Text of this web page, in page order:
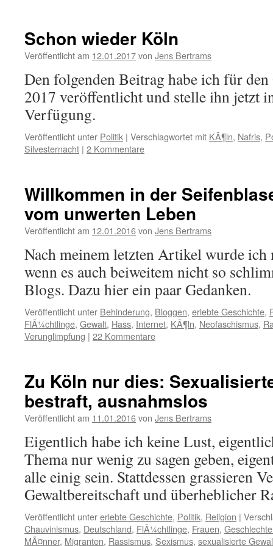
Schon wieder Köln
Veröffentlicht am 12.01.2017von Jens Bertrams
Den folgenden Beitrag habe ich für
2017 veröffentlicht und stelle ihn jetzt
Verfügung.
Veröffentlicht unter Politik | Verschlagwortet mit KÃ¶ln, Nafris,
Silvesternacht | 2 Kommentare
Willkommen in der
vom unwerten Leben
Veröffentlicht am 12.01.2016von Jens Bertrams
Nach meinem letzten Artikel wurde
wenn es auch beiweitem nicht so
Blogs. Dazu hier ein paar Gedanken.
Veröffentlicht unter Behinderung, Bloggen, erlebte Geschichte,
FlÃ¼chtlinge, Gewalt, Hass, Internet, KÃ¶ln, Neofaschismus,
Verunglimpfung | 22 Kommentare
Zu Köln nur dies:
bestraft, ausnahmslos
Veröffentlicht am 11.01.2016von Jens Bertrams
Eigentlich habe ich keine Lust,
Thema nur wenig zu sagen geben,
alle einig sein. Stattdessen grassieren
Gewaltbereitschaft und überheblicher
Veröffentlicht untererlebte Geschichte, Politik, Religion |
Chauvinismus, Deutschland, FlÃ¼chtlinge, Frauen,
MÃ¤nner, Migranten, Rassismus, Sexismus, sexualisierte